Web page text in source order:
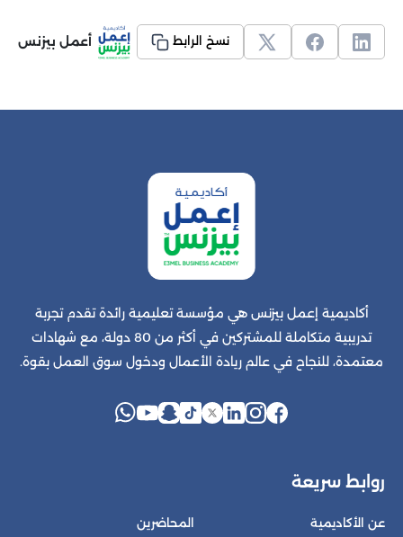
نسخ الرابط أعمل بيزنس
أكاديمية إعمل بيزنس هي مؤسسة تعليمية رائدة تقدم تجربة
تدريبية متكاملة للمشتركين في أكثر من 80 دولة، مع شهادات
معتمدة، للنجاح في عالم ريادة الأعمال ودخول سوق العمل بقوة.
روابط سريعة
عن الأكاديمية المحاضرين